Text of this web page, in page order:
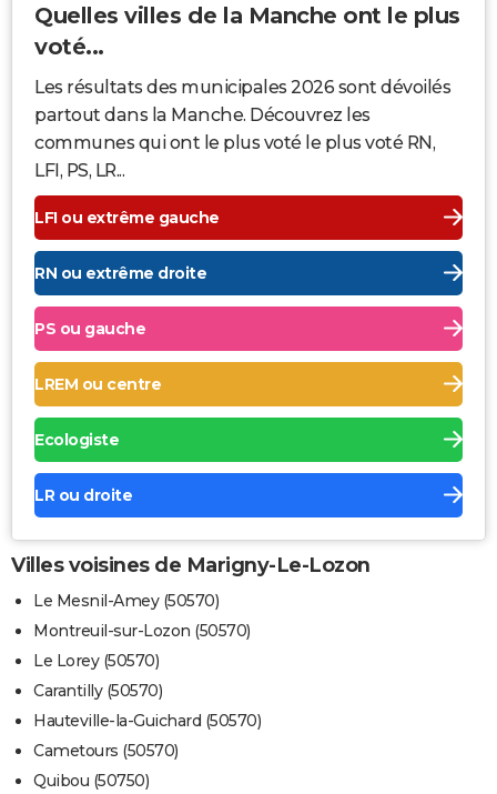
Quelles villes de la Manche ont le plus
voté...
Les résultats des municipales 2026 sont dévoilés
partout dans la Manche. Découvrez les
communes qui ont le plus voté le plus voté RN,
LFI, PS, LR...
LFI ou extrême gauche
RN ou extrême droite
PS ou gauche
LREM ou centre
Ecologiste
LR ou droite
Villes voisines de Marigny-Le-Lozon
Le Mesnil-Amey (50570)
Montreuil-sur-Lozon (50570)
Le Lorey (50570)
Carantilly (50570)
Hauteville-la-Guichard (50570)
Cametours (50570)
Quibou (50750)